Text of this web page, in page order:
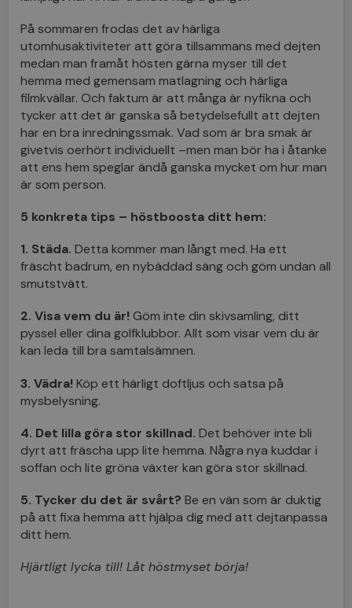
På sommaren frodas det av härliga
utomhusaktiviteter att göra tillsammans med dejten
medan man framåt hösten gärna myser till det
hemma med gemensam matlagning och härliga
filmkvällar. Och faktum är att många är nyfikna och
tycker att det är ganska så betydelsefullt att dejten
har en bra inredningssmak. Vad som är bra smak är
givetvis oerhört individuellt –men man bör ha i åtanke
att ens hem speglar ändå ganska mycket om hur man
är som person.
5 konkreta tips – höstboosta ditt hem:
1. Städa. Detta kommer man långt med. Ha ett
fräscht badrum, en nybäddad säng och göm undan all
smutstvätt.
2. Visa vem du är! Göm inte din skivsamling, ditt
pyssel eller dina golfklubbor. Allt som visar vem du är
kan leda till bra samtalsämnen.
3. Vädra! Köp ett härligt doftljus och satsa på
mysbelysning.
4. Det lilla göra stor skillnad. Det behöver inte bli
dyrt att fräscha upp lite hemma. Några nya kuddar i
soffan och lite gröna växter kan göra stor skillnad.
5. Tycker du det är svårt? Be en vän som är duktig
på att fixa hemma att hjälpa dig med att dejtanpassa
ditt hem.
Hjärtligt lycka till! Låt höstmyset börja!